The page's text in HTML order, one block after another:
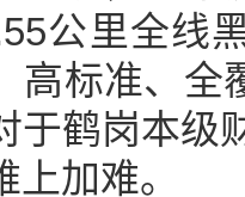
公里全线
高标准、全
于鹤岗本级
加难。